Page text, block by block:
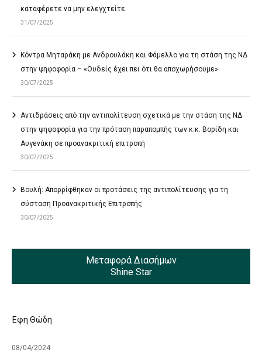
καταφέρετε να μην ελεγχτείτε
31/07/2025
Κόντρα Μηταράκη με Ανδρουλάκη και Φάμελλο για τη στάση της ΝΔ
στην ψηφοφορία – «Ουδείς έχει πει ότι θα αποχωρήσουμε»
30/07/2025
Αντιδράσεις από την αντιπολίτευση σχετικά με την στάση της ΝΔ
στην ψηφοφορία για την πρόταση παραπομπής των κ.κ. Βορίδη και
Αυγενάκη σε προανακριτική επιτροπή
30/07/2025
Βουλή: Απορρίφθηκαν οι προτάσεις της αντιπολίτευσης για τη
σύσταση Προανακριτικής Επιτροπής
30/07/2025
Μεταφορά Διασήμων
Shine Star
Έφη Θώδη
08/04/2024